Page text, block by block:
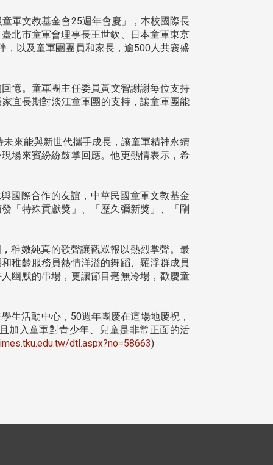
軍文教基金會25週年會慶」，本校國際長
北市童軍會理事長王世欽、日本童軍東京
，以及童軍團團員和家長，逾500人共襄盛
憶。童軍團主任委員黃文智謝謝每位支持
宜長期對淡江童軍團的支持，讓童軍團能
來能與新世代攜手成長，讓童軍精神永續
場來賓紛紛鼓掌回應。他更熱情表示，希
國際合作的友誼，中華民國童軍文教基金
「特殊貢獻獎」、「歷久彌新獎」、「剛
稚嫩純真的歌聲讓觀眾報以熱烈掌聲。最
稚齡服務員熱情洋溢的舞蹈、羅浮群成員
幽默的串場，更讓節目毫無冷場，歡慶童
生活動中心，50週年團慶在這場地慶祝，
加入童軍對青少年、兒童是非常正面的活
dtl.aspx?no=58663)